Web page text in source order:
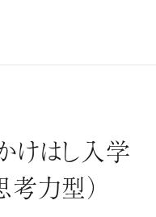
はし入学
力型）